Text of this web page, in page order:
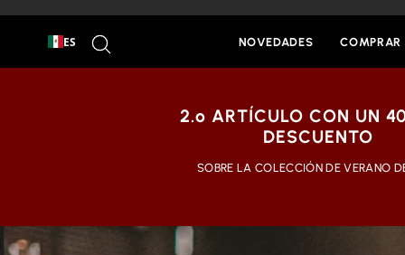
contenido
ES NOVEDADES COMPRAR
2.º ARTÍCULO CON UN
DESCUENTO
SOBRE LA COLECCIÓN DE VERANO